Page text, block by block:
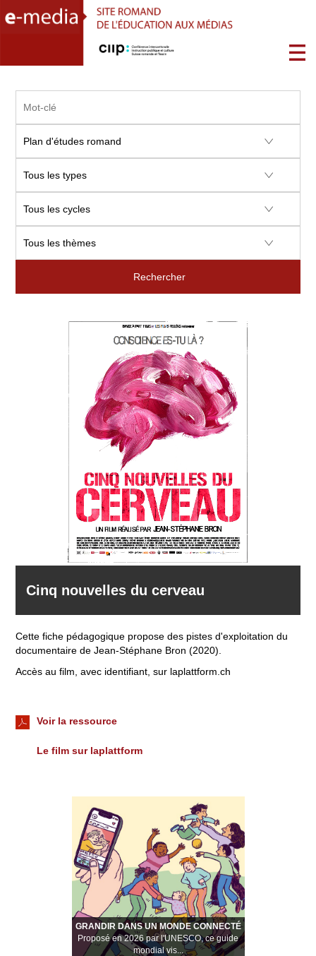
Rechercher
GRANDIR DANS UN MONDE CONNECTÉ
Proposé en 2026 par l'UNESCO, ce guide
mondial vis...
Cinq nouvelles du cerveau
Cette fiche pédagogique propose des pistes d'exploitation du
documentaire de Jean-Stéphane Bron (2020).
Accès au film, avec identifiant, sur laplattform.ch
Voir la ressource
Le film sur laplattform